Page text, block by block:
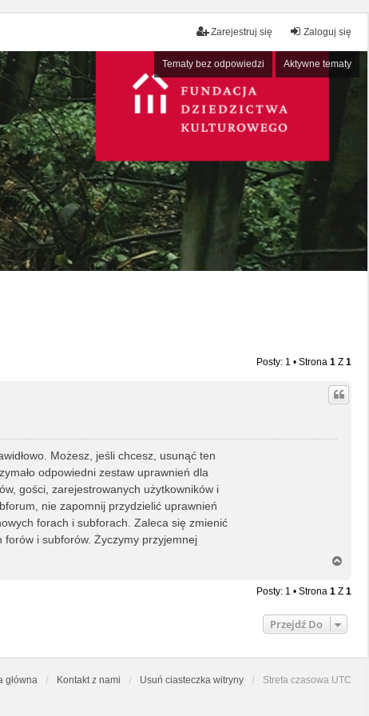
Zaloguj się
Zarejestruj się
Tematy bez odpowiedzi Aktywne tematy
Posty: 1 • Strona 1 Z 1
Możesz, jeśli chcesz, usunąć ten
odpowiedni zestaw uprawnień dla
gości, zarejestrowanych użytkowników i
nie zapomnij przydzielić uprawnień
forach i subforach. Zaleca się zmienić
i subforów. Życzymy przyjemnej
g
ó
Posty: 1 • Strona 1 Z 1
Przejdź Do
główna Kontakt z nami Usuń ciasteczka witryny Strefa czasowa UTC